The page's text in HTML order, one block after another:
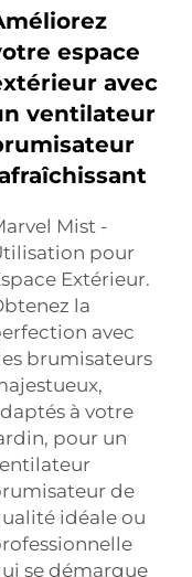
espace
avec
ventilateur
Mist -
pour
Extérieur.
la
avec
brumisateurs
à votre
pour un
de
idéale ou
se démarque